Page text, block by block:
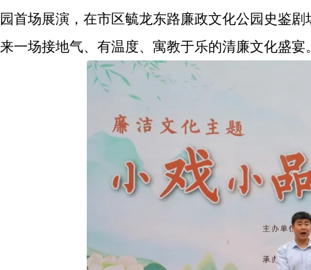
园首场展演，在市区毓龙东路廉政文化公园史鉴
来一场接地气、有温度、寓教于乐的清廉文化盛宴